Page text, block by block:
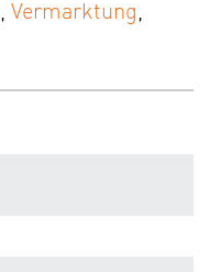
, Vermarktung,